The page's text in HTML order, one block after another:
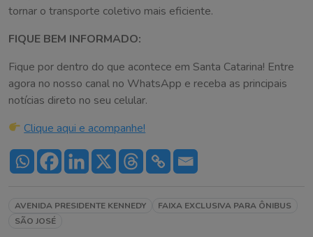
tornar o transporte coletivo mais eficiente.
FIQUE BEM INFORMADO:
Fique por dentro do que acontece em Santa Catarina! Entre
agora no nosso canal no WhatsApp e receba as principais
notícias direto no seu celular.
Clique aqui e acompanhe!
AVENIDA PRESIDENTE KENNEDY
FAIXA EXCLUSIVA PARA ÔNIBUS
SÃO JOSÉ